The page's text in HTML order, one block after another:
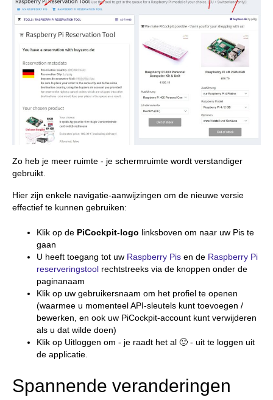
Zo heb je meer ruimte - je schermruimte wordt verstandiger
gebruikt.
Hier zijn enkele navigatie-aanwijzingen om de nieuwe versie
effectief te kunnen gebruiken:
Klik op de PiCockpit-logo linksboven om naar uw Pis te
gaan
U heeft toegang tot uw Raspberry Pis en de Raspberry Pi
reserveringstool rechtstreeks via de knoppen onder de
paginanaam
Klik op uw gebruikersnaam om het profiel te openen
(waarmee u momenteel API-sleutels kunt toevoegen /
bewerken, en ook uw PiCockpit-account kunt verwijderen
als u dat wilde doen)
Klik op Uitloggen om - je raadt het al 🙂 - uit te loggen uit
de applicatie.
Spannende veranderingen